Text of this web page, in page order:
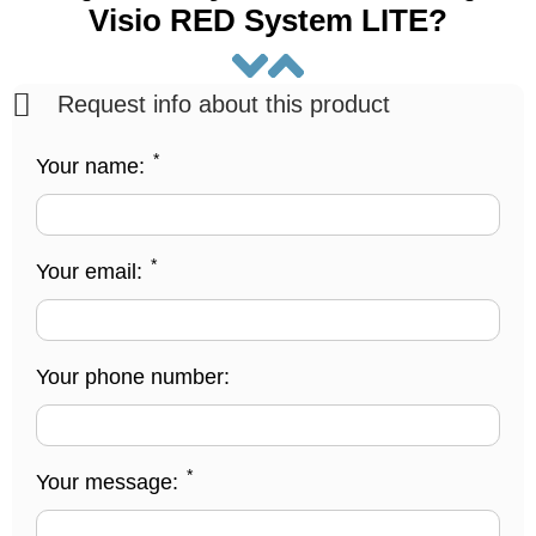
Visio RED System LITE?
Request info about this product
Your name: *
Your email: *
Your phone number:
Your message: *